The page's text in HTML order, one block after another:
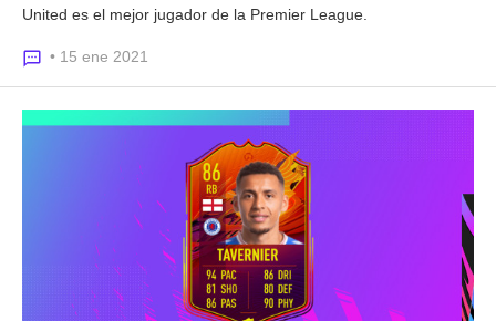
United es el mejor jugador de la Premier League.
• 15 ene 2021